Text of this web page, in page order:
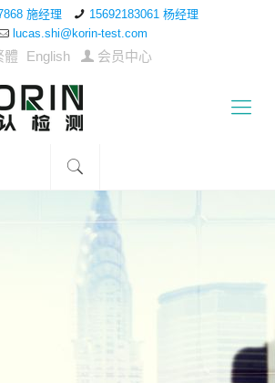
施经理
15692183061 杨经理
lucas.shi@korin-test.com
體 English 会员中心